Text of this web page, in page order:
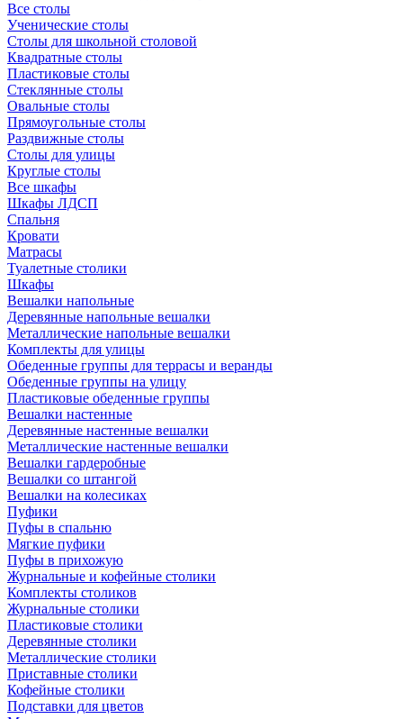
Все столы
Ученические столы
Столы для школьной столовой
Квадратные столы
Пластиковые столы
Стеклянные столы
Овальные столы
Прямоугольные столы
Раздвижные столы
Столы для улицы
Круглые столы
Все шкафы
Шкафы ЛДСП
Спальня
Кровати
Матрасы
Туалетные столики
Шкафы
Вешалки напольные
Деревянные напольные вешалки
Металлические напольные вешалки
Комплекты для улицы
Обеденные группы для террасы и веранды
Обеденные группы на улицу
Пластиковые обеденные группы
Вешалки настенные
Деревянные настенные вешалки
Металлические настенные вешалки
Вешалки гардеробные
Вешалки со штангой
Вешалки на колесиках
Пуфики
Пуфы в спальню
Мягкие пуфики
Пуфы в прихожую
Журнальные и кофейные столики
Комплекты столиков
Журнальные столики
Пластиковые столики
Деревянные столики
Металлические столики
Приставные столики
Кофейные столики
Подставки для цветов